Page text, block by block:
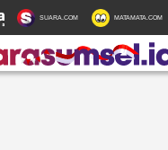
SUARA.COM MATAMATA.COM